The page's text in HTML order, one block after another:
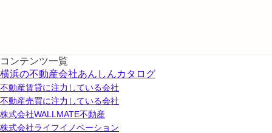
コンテンツ一覧
横浜の不動産会社あんしんカタログ
不動産賃貸に注力している会社
不動産売買に注力している会社
株式会社WALLMATE不動産
株式会社ライフイノベーション